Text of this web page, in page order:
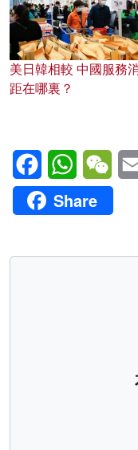
美日韓相較 中國服務
距在哪裏？
FacebookWhatsApp
Share